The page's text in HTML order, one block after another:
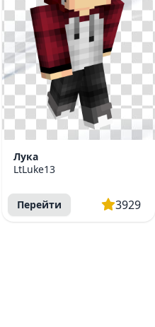
Лука
LtLuke13
Перейти 3929